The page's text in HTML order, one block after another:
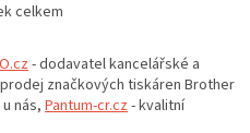
O
l
á
d
celkem
- dodavatel kancelářské a
značkových tiskáren Brother
nás, Pantum-cr.cz- kvalitní